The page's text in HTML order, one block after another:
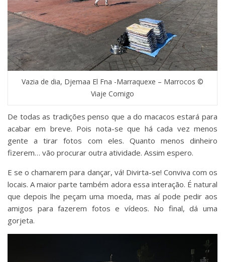
Vazia de dia, Djemaa El Fna -Marraquexe – Marrocos ©
Viaje Comigo
De todas as tradições penso que a do macacos estará para
acabar em breve. Pois nota-se que há cada vez menos
gente a tirar fotos com eles. Quanto menos dinheiro
fizerem… vão procurar outra atividade. Assim espero.
E se o chamarem para dançar, vá! Divirta-se! Conviva com os
locais. A maior parte também adora essa interação. É natural
que depois lhe peçam uma moeda, mas aí pode pedir aos
amigos para fazerem fotos e vídeos. No final, dá uma
gorjeta.